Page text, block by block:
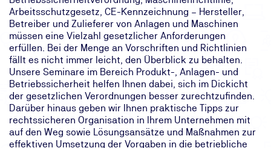
Arbeitsschutzgesetz, CE-Kennzeichnung – Hersteller,
Betreiber und Zulieferer von Anlagen und Maschinen
müssen eine Vielzahl gesetzlicher Anforderungen
erfüllen. Bei der Menge an Vorschriften und Richtlinien
fällt es nicht immer leicht, den Überblick zu behalten.
Unsere Seminare im Bereich Produkt-, Anlagen- und
Betriebssicherheit helfen Ihnen dabei, sich im Dickicht
der gesetzlichen Verordnungen besser zurechtzufinden.
Darüber hinaus geben wir Ihnen praktische Tipps zur
rechtssicheren Organisation in Ihrem Unternehmen mit
auf den Weg sowie Lösungsansätze und Maßnahmen zur
effektiven Umsetzung der Vorgaben in die betriebliche